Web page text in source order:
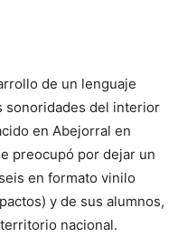
de un lenguaje
sonoridades del interior
en Abejorral en
preocupó por dejar un
en formato vinilo
y de sus alumnos,
nacional.